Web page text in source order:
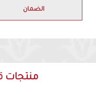
الضمان
منتجات